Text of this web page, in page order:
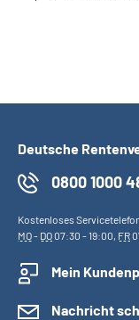
Deutsche
0800 1000
Kostenloses
MO- DO07:30 - 19:00, FR
Mein
Nachricht